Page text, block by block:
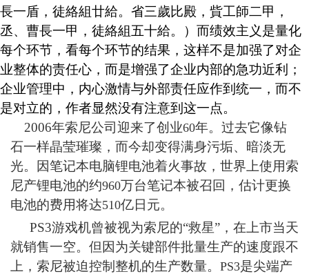
長一盾，徒絡組廿給。省三歲比殿， 貲工師二甲，
丞、曹長一甲，徒絡組 五十給。）而绩效主义是量化
每个环节，看每个环节的结果，这样不是加强了对企
业整体的责任心，而是增强了企业内部的急功近利；
企业管理中，内心激情与外部责任应作到统一，而不
是对立的，作者显然没有注意到这一点。
2006年索尼公司迎来了创业60年。过去它像钻
石一样晶莹璀璨，而今却变得满身污垢、暗淡无
光。因笔记本电脑锂电池着火事故，世界上使用索
尼产锂电池的约960万台笔记本被召回，估计更换
电池的费用将达510亿日元。
PS3游戏机曾被视为索尼的“救星”，在上市当天
就销售一空。但因为关键部件批量生产的速度跟不
上，索尼被迫控制整机的生产数量。 PS3是尖端产